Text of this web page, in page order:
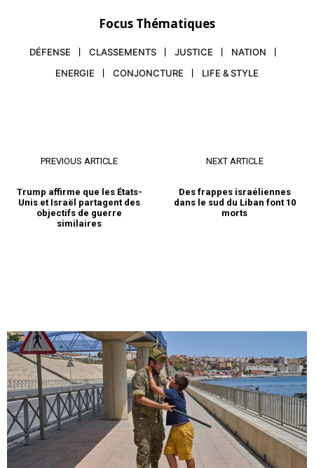
Focus Thématiques
DÉFENSE CLASSEMENTS JUSTICE
NATION
ENERGIE
CONJONCTURE LIFE & STYLE
PREVIOUS ARTICLE
Trump affirme que les États-
Unis et Israël partagent des
objectifs de guerre
similaires
NEXT ARTICLE
Des frappes israéliennes
dans le sud du Liban font 10
morts